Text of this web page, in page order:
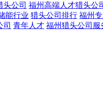
头公司 福州高端人才猎头公
能行业 猎头公司排行 福州
司 青年人才 福州猎头公司服